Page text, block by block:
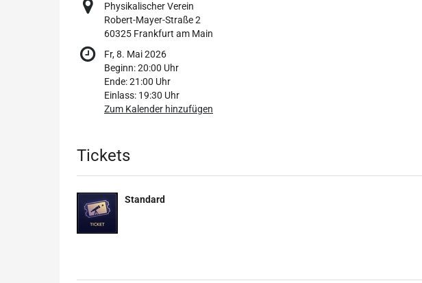
Physikalischer Verein
Robert-Mayer-Straße 2
60325 Frankfurt am Main
Fr, 8. Mai 2026
Beginn:20:00 Uhr
Ende:21:00 Uhr
Einlass: 19:30 Uhr
Zum Kalender hinzufügen
Produkte
Tickets
Standard